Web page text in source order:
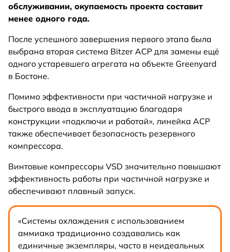
обслуживании, окупаемость проекта составит
менее одного года.
После успешного завершения первого этапа была
выбрана вторая система Bitzer ACP для замены ещё
одного устаревшего агрегата на объекте Greenyard
в Бостоне.
Помимо эффективности при частичной нагрузке и
быстрого ввода в эксплуатацию благодаря
конструкции «подключи и работай», линейка ACP
также обеспечивает безопасность резервного
компрессора.
Винтовые компрессоры VSD значительно повышают
эффективность работы при частичной нагрузке и
обеспечивают плавный запуск.
«Системы охлаждения с использованием
аммиака традиционно создавались как
единичные экземпляры, часто в неидеальных